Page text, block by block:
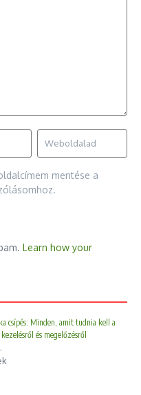
mentése a
Learn how your
csípés: Minden, amit tudnia kell a
és megelőzésről